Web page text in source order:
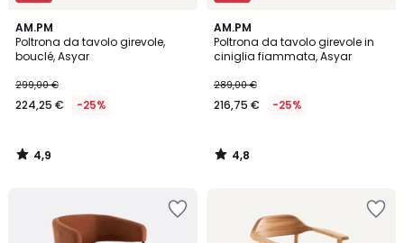
AM.PM
Poltrona da tavolo girevole,
bouclé, Asyar
299,00 €
224,25 € -25%
4,9
/ 5
4,9
/
AM.PM
Poltrona da tavolo girevole in
ciniglia fiammata, Asyar
289,00 €
216,75 € -25%
4,8
/ 5
4,8
/